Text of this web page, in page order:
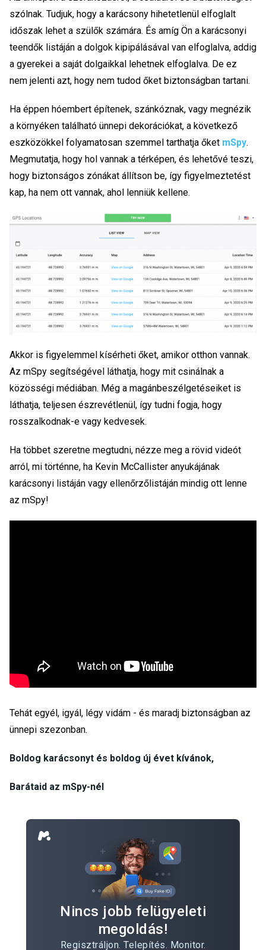
szólnak. Tudjuk, hogy a karácsony hihetetlenül elfoglalt
időszak lehet a szülők számára. És amíg Ön a karácsonyi
teendők listáján a dolgok kipipálásával van elfoglalva, addig
a gyerekei a saját dolgaikkal lehetnek elfoglalva. De ez
nem jelenti azt, hogy nem tudod őket biztonságban tartani.
Ha éppen hóembert építenek, szánkóznak, vagy megnézik
a környéken található ünnepi dekorációkat, a következő
eszközökkel folyamatosan szemmel tarthatja őket mSpy.
Megmutatja, hogy hol vannak a térképen, és lehetővé teszi,
hogy biztonságos zónákat állítson be, így figyelmeztetést
kap, ha nem ott vannak, ahol lenniük kellene.
Akkor is figyelemmel kísérheti őket, amikor otthon vannak.
Az mSpy segítségével láthatja, hogy mit csinálnak a
közösségi médiában. Még a magánbeszélgetéseiket is
láthatja, teljesen észrevétlenül, így tudni fogja, hogy
rosszalkodnak-e vagy kedvesek.
Ha többet szeretne megtudni, nézze meg a rövid videót
arról, mi történne, ha Kevin McCallister anyukájának
karácsonyi listáján vagy ellenőrzőlistáján mindig ott lenne
az mSpy!
Tehát egyél, igyál, légy vidám - és maradj biztonságban az
ünnepi szezonban.
Boldog karácsonyt és boldog új évet kívánok,
Barátaid az mSpy-nél
Nincs jobb felügyeleti
megoldás!
Regisztráljon. Telepítés. Monitor.